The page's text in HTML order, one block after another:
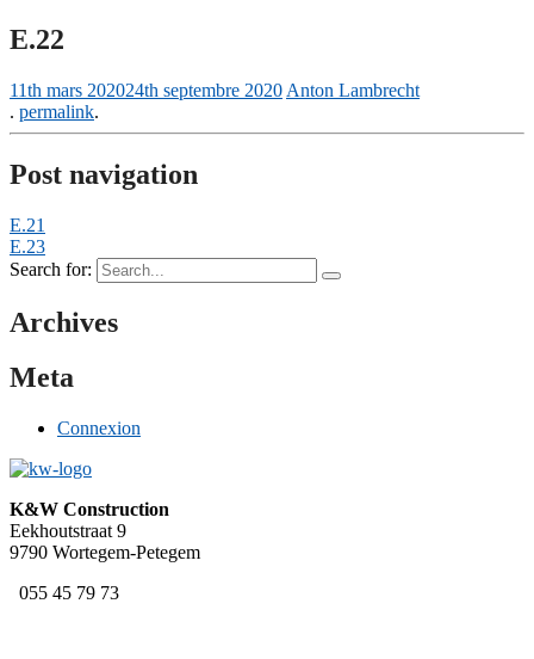
E.22
11th mars 202024th septembre 2020 Anton Lambrecht
. permalink.
Post navigation
E.21
E.23
Search for:
Archives
Meta
Connexion
K&W Construction
Eekhoutstraat 9
9790 Wortegem-Petegem
055 45 79 73